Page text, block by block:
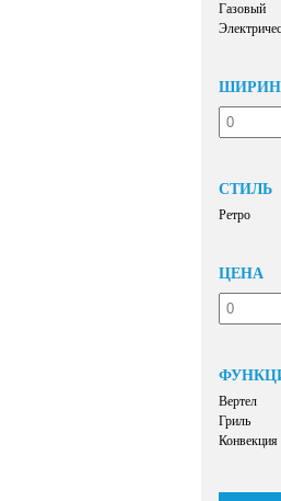
Газовый
СТИЛЬ
Ретро
ЦЕНА
Вертел
Гриль
Конвекция